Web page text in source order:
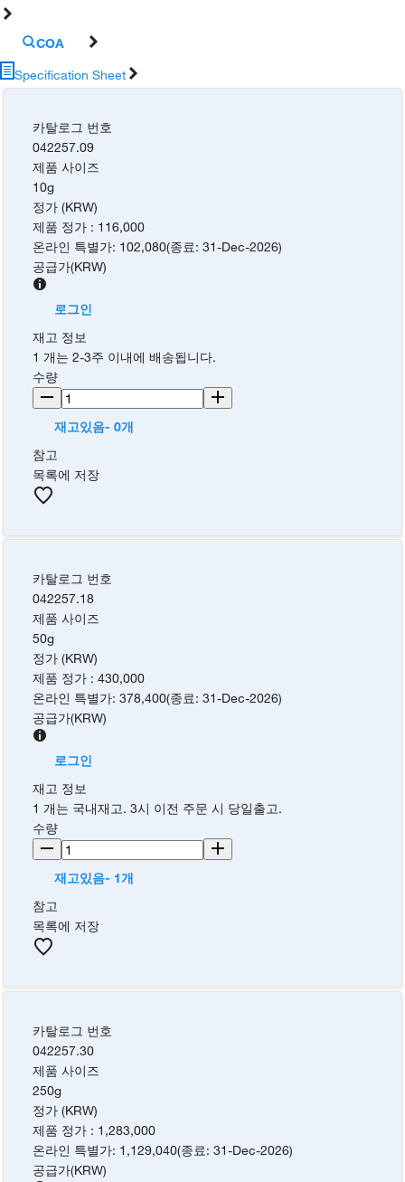
COA
Specification Sheet
카탈로그 번호
042257.09
제품 사이즈
10g
정가 (KRW)
제품 정가 : 116,000
온라인 특별가: 102,080(종료:31-Dec-2026)
공급가(KRW)
로그인
재고 정보
1 개는 2-3주 이내에 배송됩니다.
수량
재고있음- 0개
참고
목록에 저장
카탈로그 번호
042257.18
제품 사이즈
50g
정가 (KRW)
제품 정가 :430,000
온라인 특별가:378,400(종료:31-Dec-2026)
공급가(KRW)
로그인
재고 정보
1 개는 국내재고. 3시 이전 주문 시 당일출고.
수량
재고있음- 1개
참고
목록에 저장
카탈로그 번호
042257.30
제품 사이즈
250g
정가 (KRW)
제품 정가 : 1,283,000
온라인 특별가: 1,129,040(종료:31-Dec-2026)
공급가(KRW)